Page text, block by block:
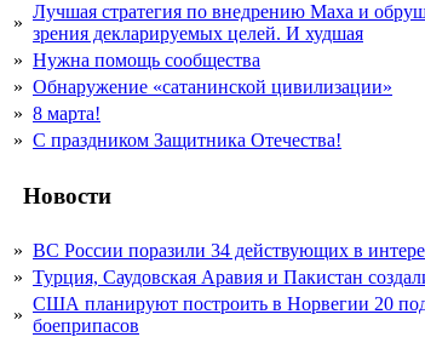
»
Лучшая стратегия по внедрению Маха и
зрения декларируемых целей. И худшая
» Нужна помощь сообщества
» Обнаружение «сатанинской цивилизации»
» 8 марта!
» С праздником Защитника Отечества!
Новости
» ВС России поразили 34 действующих в
» Турция, Саудовская Аравия и Пакистан
»
США планируют построить в Норвегии 20
боеприпасов